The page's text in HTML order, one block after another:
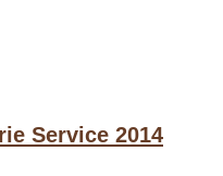
Service 2014